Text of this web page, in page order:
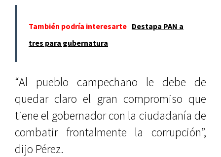
También podría interesarte Destapa PAN a
tres para gubernatura
“Al pueblo campechano le debe de
quedar claro el gran compromiso que
tiene el gobernador con la ciudadanía de
combatir frontalmente la corrupción”,
dijo Pérez.